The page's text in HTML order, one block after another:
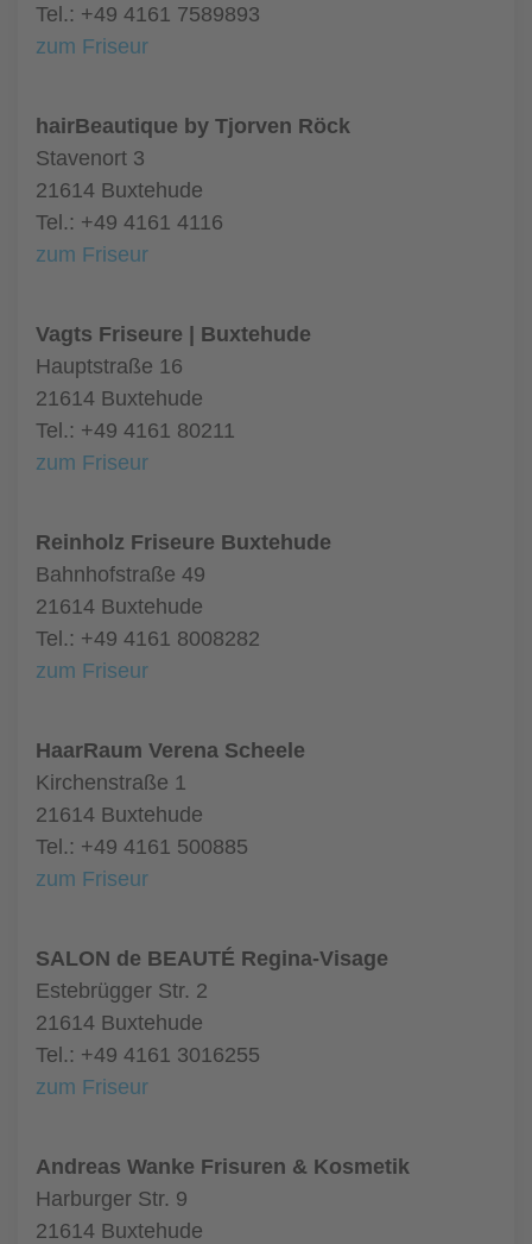
Tel.: +49 4161 7589893
zum Friseur
hairBeautique by Tjorven Röck
Stavenort 3
21614 Buxtehude
Tel.: +49 4161 4116
zum Friseur
Vagts Friseure | Buxtehude
Hauptstraße 16
21614 Buxtehude
Tel.: +49 4161 80211
zum Friseur
Reinholz Friseure Buxtehude
Bahnhofstraße 49
21614 Buxtehude
Tel.: +49 4161 8008282
zum Friseur
HaarRaum Verena Scheele
Kirchenstraße 1
21614 Buxtehude
Tel.: +49 4161 500885
zum Friseur
SALON de BEAUTÉ Regina-Visage
Estebrügger Str. 2
21614 Buxtehude
Tel.: +49 4161 3016255
zum Friseur
Andreas Wanke Frisuren & Kosmetik
Harburger Str. 9
21614 Buxtehude